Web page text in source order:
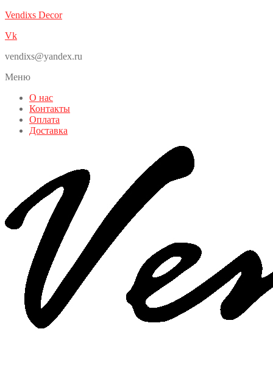
Vendixs Decor
Vk
vendixs@yandex.ru
Меню
О нас
Контакты
Оплата
Доставка